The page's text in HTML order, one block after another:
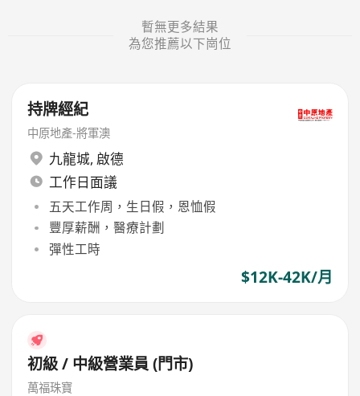
暫無更多結果
為您推薦以下崗位
持牌經紀
中原地產-將軍澳
九龍城, 啟德
工作日面議
五天工作周，生日假，恩恤假
豐厚薪酬，醫療計劃
彈性工時
$12K-42K/月
初級 / 中級營業員 (門市)
萬福珠寶